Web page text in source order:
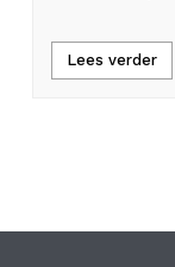
Lees verder